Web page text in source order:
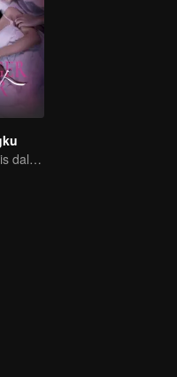
Pasangan Manis dalam Pernikahan Palsu